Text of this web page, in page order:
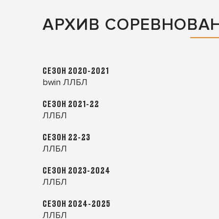
АРХИВ
СЕЗОН 2020-2021
bwin ЛЛБЛ
СЕЗОН 2021-22
ЛЛБЛ
СЕЗОН 22-23
ЛЛБЛ
СЕЗОН 2023-2024
ЛЛБЛ
СЕЗОН 2024-2025
ЛЛБЛ